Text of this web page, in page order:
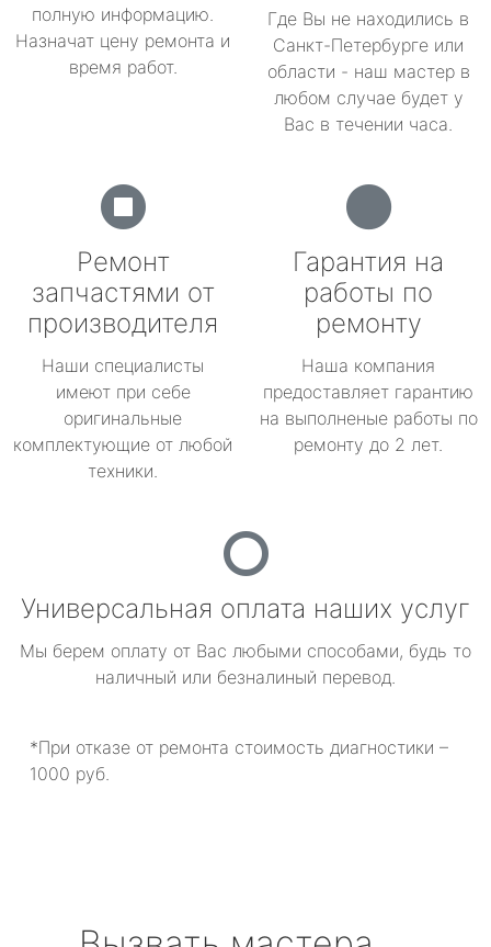
полную информацию.
Назначат цену ремонта и
время работ.
Где Вы не находились в
Санкт-Петербурге или
области - наш мастер в
любом случае будет у
Вас в течении часа.
Ремонт
запчастями от
производителя
Наши специалисты
имеют при себе
оригинальные
комплектующие от любой
техники.
Гарантия на
работы по
ремонту
Наша компания
предоставляет гарантию
на выполненые работы по
ремонту до 2 лет.
Универсальная оплата наших услуг
Мы берем оплату от Вас любыми способами, будь то
наличный или безналиный перевод.
*При отказе от ремонта стоимость диагностики –
1000 руб.